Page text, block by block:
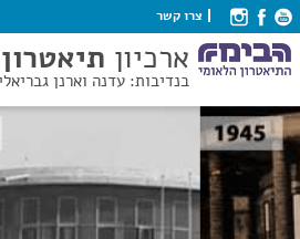
צרו קשר
ארכיון
בנדיבות: עדנה וארנן